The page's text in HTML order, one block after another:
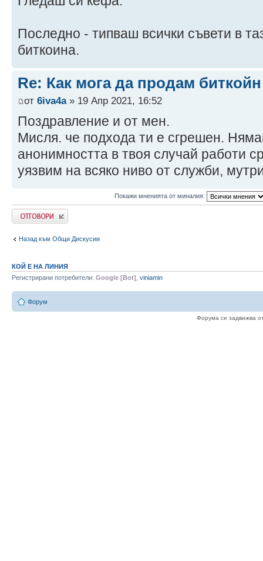
Последно - типваш всички съвети в
биткоина.
Re: Как мога да продам
от 6iva4a» 19 Апр 2021, 16:52
Поздравление и от мен.
Мисля. че подхода ти е сгрешен.
анонимността в твоя случай работи
уязвим на всяко ниво от служби,
Покажи мненията от миналия:
Напиши коментар
Назад към Общи Дискусии
КОЙ Е НА ЛИНИЯ
Регистрирани потребители: Google [Bot] viniamin
Форум
Форума се задвижва